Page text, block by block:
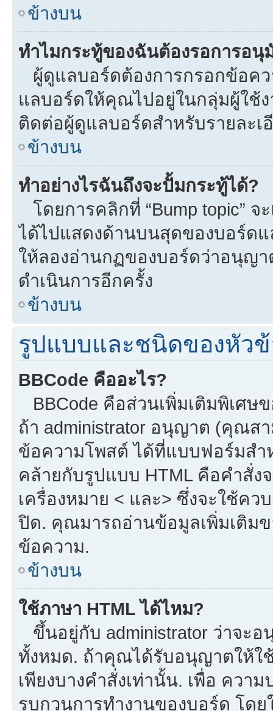
ข้างบน
ทำไมกระทู้ของฉันต้องรอการอนุ
ผู้ดูแลบอร์ดต้องการกรอกข้อค
แลบอร์ดให้คุณไปอยู่ในกลุ่มผู้ใช้
ติดต่อผู้ดูแลบอร์ดสำหรับรายละเ
ข้างบน
ทำอย่างไรฉันถึงจะปั้มกระทู้ได้?
โดยการคลิกที่ “Bump topic”
ได้ไปแสดงด้านบนสุดของบอร์ด
ให้ลองอ่านกฏของบอร์ดว่าอนุญ
ดำเนินการอีกครั้ง
ข้างบน
รูปแบบและชนิดของหัว
BBCode คืออะไร?
BBCode คือส่วนเพิ่มเติมพิเศษ
ถ้า administrator อนุญาต (คุณส
ข้อความโพสต์ ได้ที่แบบฟอร์มสำ
คล้ายกับรูปแบบ HTML คือคำสั่ง
เครื่องหมาย < และ> ซึ่งจะใช้ค
ปิด. คุณมารถอ่านข้อมูลเพิ่มเติม
ข้อความ.
ข้างบน
ใช้ภาษา HTML ได้ไหม?
ขึ้นอยู่กับ administrator ว่าจะ
ทั้งหมด. ถ้าคุณได้รับอนุญาตให้ใ
เพียงบางคำสั่งเท่านั้น. เพื่อ ควา
รบกวนการทำงานของบอร์ด โด